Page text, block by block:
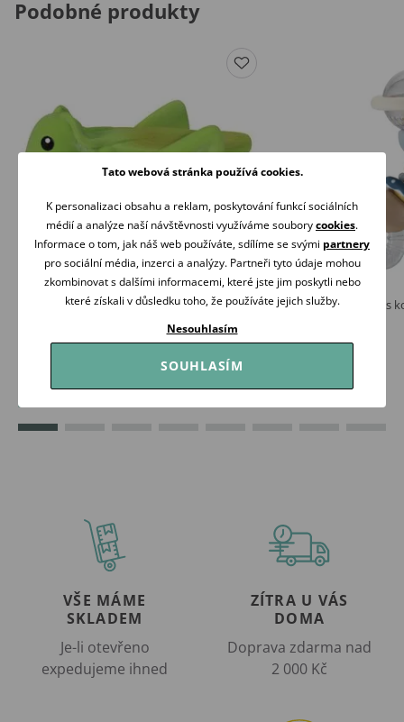
Podobné produkty
Tikiri Garden Friends Chrastítko/kousátko z
369 Kč
Koupit
Infantino Chrastítko s
165 Kč
Koupit
VŠE MÁME
SKLADEM
Je-li otevřeno
expedujeme ihned
ZÍTRA U VÁS
DOMA
Doprava zdarma nad
2 000 Kč
Tato webová stránka používá cookies.
K personalizaci obsahu a reklam, poskytování funkcí sociálních
médií a analýze naší návštěvnosti využíváme souborycookies.
Informace o tom, jak náš web používáte, sdílíme se svými partnery
pro sociální média, inzerci a analýzy. Partneři tyto údaje mohou
zkombinovat s dalšími informacemi, které jste jim poskytli nebo
které získali v důsledku toho, že používáte jejich služby.
Nesouhlasím
SOUHLASÍM